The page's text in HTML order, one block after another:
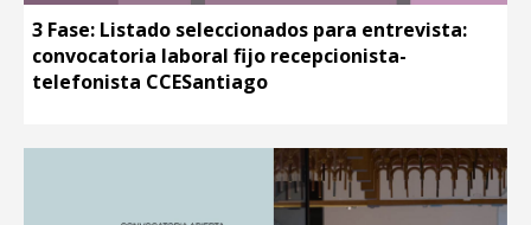
3 Fase: Listado seleccionados para entrevista:
convocatoria laboral fijo recepcionista-
telefonista CCESantiago